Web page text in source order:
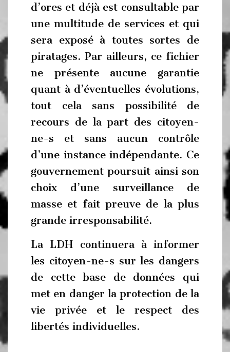
d’ores et déjà est consultable par
une multitude de services et qui
sera exposé à toutes sortes de
piratages. Par ailleurs, ce fichier
ne présente aucune garantie
quant à d’éventuelles évolutions,
tout cela sans possibilité de
recours de la part des citoyen-
ne-s et sans aucun contrôle
d’une instance indépendante. Ce
gouvernement poursuit ainsi son
choix d’une surveillance de
masse et fait preuve de la plus
grande irresponsabilité.
La LDH continuera à informer
les citoyen-ne-s sur les dangers
de cette base de données qui
met en danger la protection de la
vie privée et le respect des
libertés individuelles.